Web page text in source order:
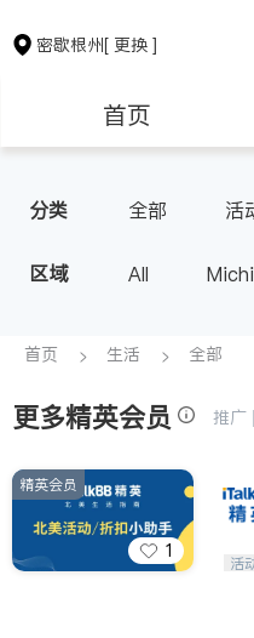
密歇根州[ 更换 ]
首页
房地产租售
教育
非盈利组织
分类 全部 活
区域 All
首页 生活 全部
更多精英会员 推广
1
精英会员
活